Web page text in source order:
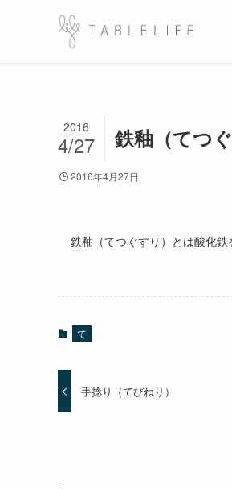
鉄釉（てつぐ
2016
4/27
2016年4月27日
鉄釉（てつぐすり）とは酸化
て
手捻り（てびねり）